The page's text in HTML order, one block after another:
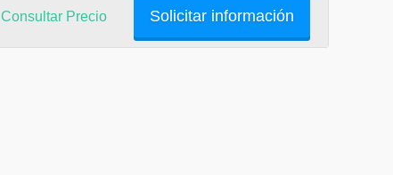
Solicitar información
Consultar Precio